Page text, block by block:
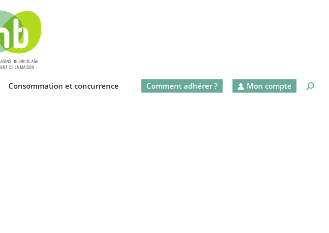
Consommation et concurrence Comment adhérer ?
Mon compte